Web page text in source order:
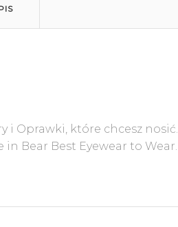
i Oprawki, które chcesz nosić.
in Bear Best Eyewear to Wear.